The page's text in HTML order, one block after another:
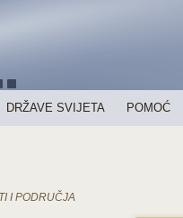
DRŽAVE SVIJETA POMOĆ
I PODRUČJA